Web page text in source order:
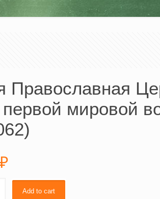
Православная
мировой
₽
Add to cart